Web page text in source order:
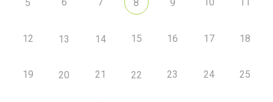
5 8 9
12 13 14 15 16 17 18
19 20 21 22 23 24 25